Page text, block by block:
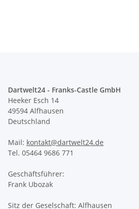
Dartwelt24 - Franks-Castle GmbH
Heeker Esch 14
49594 Alfhausen
Deutschland
Mail: kontakt@dartwelt24.de
Tel. 05464 9686 771
Geschäftsführer:
Frank Ubozak
Sitz der Geselschaft: Alfhausen